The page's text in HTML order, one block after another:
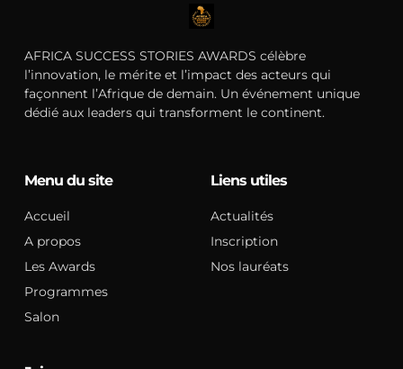
AFRICA SUCCESS STORIES AWARDS célèbre
l’innovation, le mérite et l’impact des acteurs qui
façonnent l’Afrique de demain. Un événement unique
dédié aux leaders qui transforment le continent.
Menu du site
Accueil
A propos
Les Awards
Programmes
Salon
Liens utiles
Actualités
Inscription
Nos lauréats